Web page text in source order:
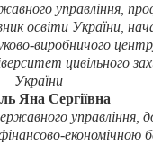
управління,
освіти України,
виробничого
цивільного
України
Яна Сергіївна
управління,
економічною